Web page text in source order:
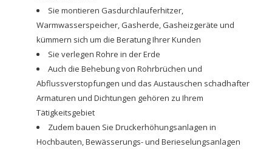
Sie montieren Gasdurchlauferhitzer,
Warmwasserspeicher, Gasherde, Gasheizgeräte und
kümmern sich um die Beratung Ihrer Kunden
Sie verlegen Rohre in der Erde
Auch die Behebung von Rohrbrüchen und
Abflussverstopfungen und das Austauschen schadhafter
Armaturen und Dichtungen gehören zu Ihrem
Tätigkeitsgebiet
Zudem bauen Sie Druckerhöhungsanlagen in
Hochbauten, Bewässerungs- und Berieselungsanlagen